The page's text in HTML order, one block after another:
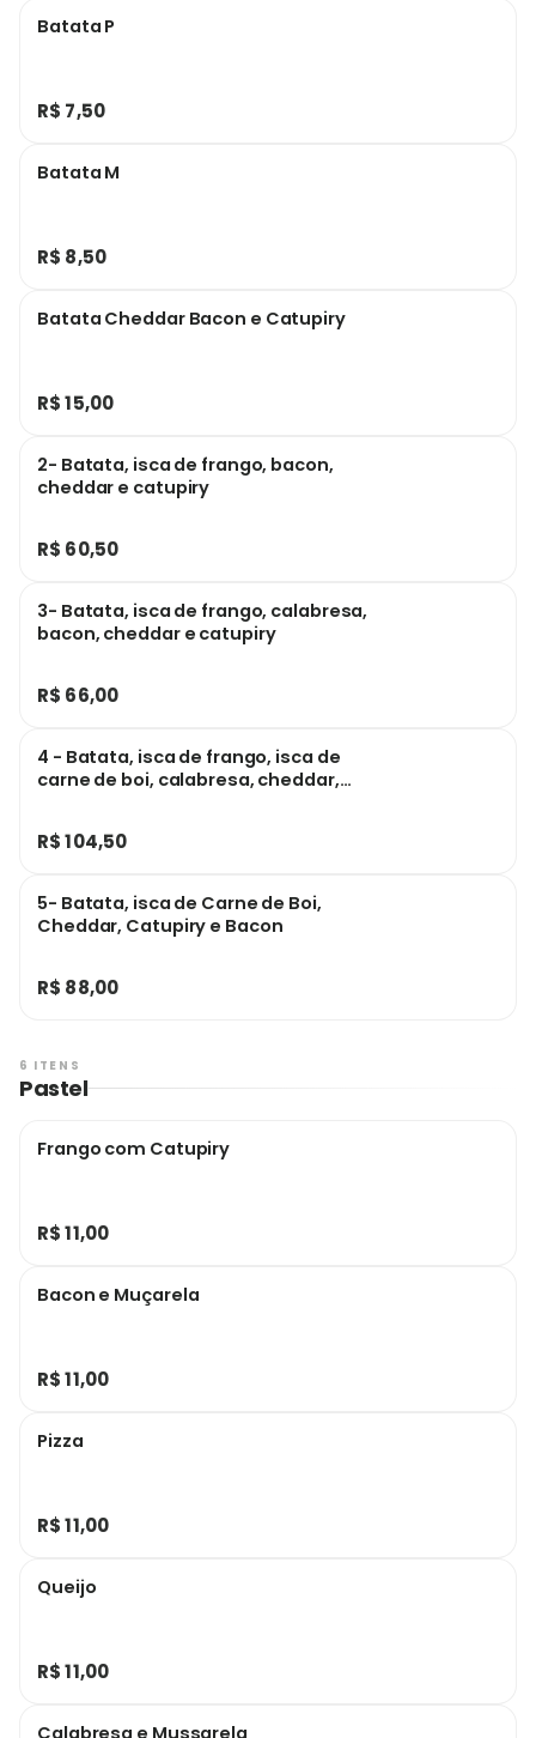
Batata P
R$ 7,50
Batata M
R$ 8,50
Batata Cheddar Bacon e Catupiry
R$ 15,00
2- Batata, isca de frango, bacon,
cheddar e catupiry
R$ 60,50
3- Batata, isca de frango, calabresa,
bacon, cheddar e catupiry
R$ 66,00
4 - Batata, isca de frango, isca de
carne de boi, calabresa, cheddar,
R$ 104,50
5- Batata, isca de Carne de Boi,
Cheddar, Catupiry e Bacon
R$ 88,00
6 ITENS
Pastel
Frango com Catupiry
R$ 11,00
Bacon e Muçarela
R$ 11,00
Pizza
R$ 11,00
Queijo
R$ 11,00
Calabresa e Mussarela